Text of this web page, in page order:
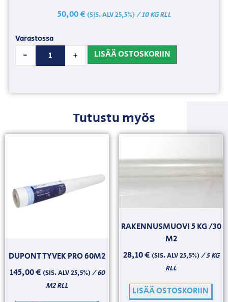
50,00€ (SIS. ALV 25,5%)/ 10 KG RLL
Varastossa
- + LISÄÄ OSTOSKORIIN
Tutustu myös
DUPONT TYVEK PRO 60M2
145,00€ (SIS. ALV 25,5%)/ 60
M2 RLL
RAKENNUSMUOVI 5 KG /30
M2
28,10€ (SIS. ALV 25,5%)/ 5 KG
RLL
LISÄÄ OSTOSKORIIN